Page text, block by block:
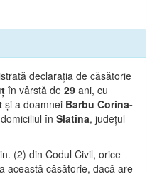
declarația de căsătorie
în vârstă de 29 ani, cu
și a doamnei Barbu Corina-
în Slatina, județul
(2) din Codul Civil, orice
această căsătorie, dacă are